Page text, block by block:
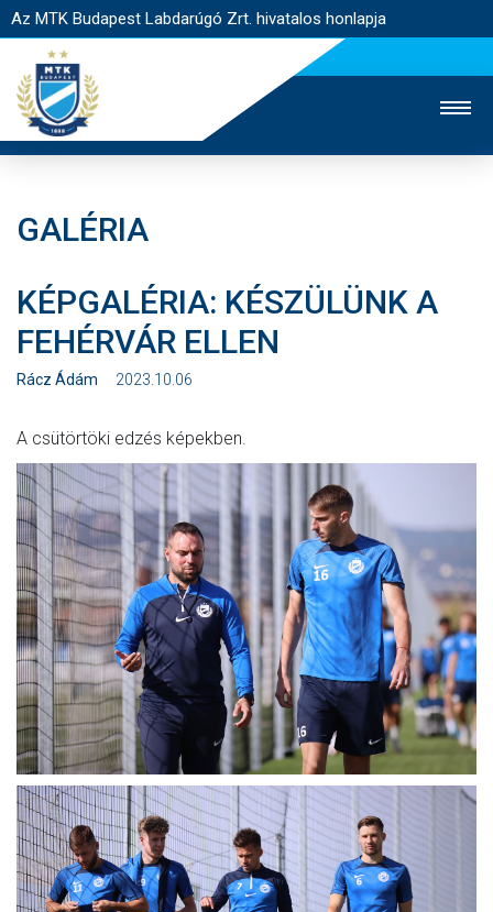
Az MTK Budapest Labdarúgó Zrt. hivatalos honlapja
JEGYÉRTÉKESÍTÉS
WEBSHOP
STADION
EGYESÜLET
KAPCSOLAT
HÍREK
CSAPATOK
MÉRKŐZÉSEK
KLUB
GALÉRIA
SZURKOLÓI ÉLMÉNYEK
AKKREDITÁCIÓ
GALÉRIA
KÉPGALÉRIA: KÉSZÜLÜNK A
FEHÉRVÁR ELLEN
Rácz Ádám 2023.10.06
A csütörtöki edzés képekben.